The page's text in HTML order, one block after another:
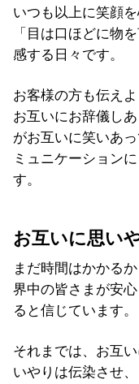
いつも以上に笑顔を
「目は口ほどに物
感する日々です。
お客様の方も伝え
お互いにお辞儀し
がお互いに笑いあ
ミュニケーション
す。
お互いに思い
まだ時間はかかる
界中の皆さまが安
ると信じています。
それまでは、お互
いやりは伝染させ